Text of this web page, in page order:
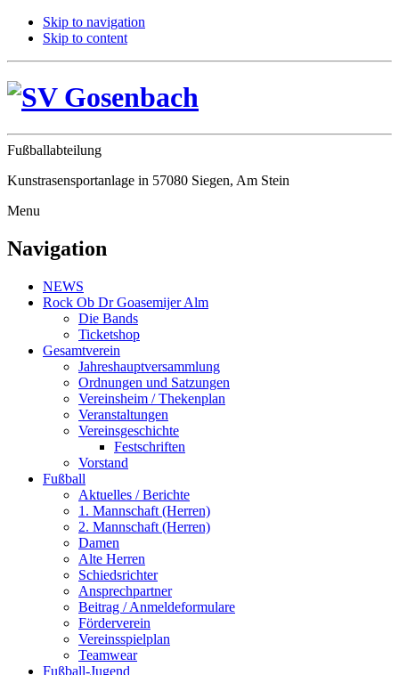
Skip to navigation
Skip to content
Fußballabteilung
Kunstrasensportanlage in 57080 Siegen, Am Stein
Menu
Navigation
NEWS
Rock Ob Dr Goasemijer Alm
Die Bands
Ticketshop
Gesamtverein
Jahreshauptversammlung
Ordnungen und Satzungen
Vereinsheim / Thekenplan
Veranstaltungen
Vereinsgeschichte
Festschriften
Vorstand
Fußball
Aktuelles / Berichte
1. Mannschaft (Herren)
2. Mannschaft (Herren)
Damen
Alte Herren
Schiedsrichter
Ansprechpartner
Beitrag / Anmeldeformulare
Förderverein
Vereinsspielplan
Teamwear
Fußball-Jugend